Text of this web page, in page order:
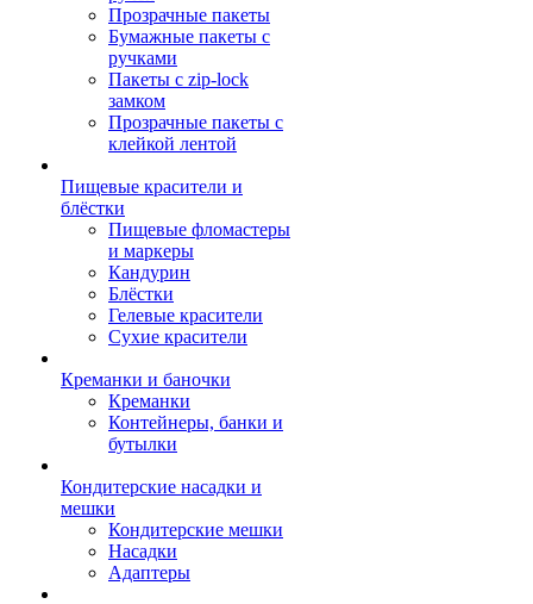
Прозрачные пакеты
Бумажные пакеты с
ручками
Пакеты с zip-lock
замком
Прозрачные пакеты с
клейкой лентой
Пищевые красители и
блёстки
Пищевые фломастеры
и маркеры
Кандурин
Блёстки
Гелевые красители
Сухие красители
Креманки и баночки
Креманки
Контейнеры, банки и
бутылки
Кондитерские насадки и
мешки
Кондитерские мешки
Насадки
Адаптеры